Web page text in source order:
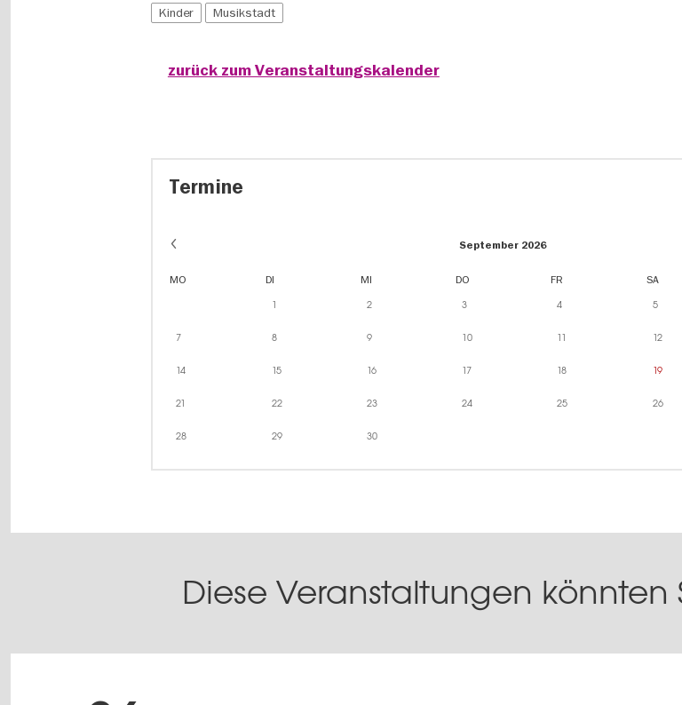
Kinder Musikstadt
zurück zum Veranstaltungskalender
Termine
September 2026
MO DI MI DO FR SA
1 2 3 4 5
7 8 9 10 11 12
14 15 16 17 18 19
21 22 23 24 25 26
28 29 30
Diese Veranstaltungen könnten